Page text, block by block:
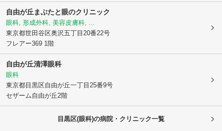
自由が丘まぶたと眼のクリニック
眼科, 形成外科, 美容皮膚科, ...
東京都世田谷区奥沢五丁目20番22号
フレアー369 1階
自由が丘清澤眼科
眼科
東京都目黒区自由が丘一丁目25番9号
セザーム自由が丘2階
目黒区(眼科)の病院・クリニック一覧